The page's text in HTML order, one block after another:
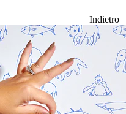
Indietro